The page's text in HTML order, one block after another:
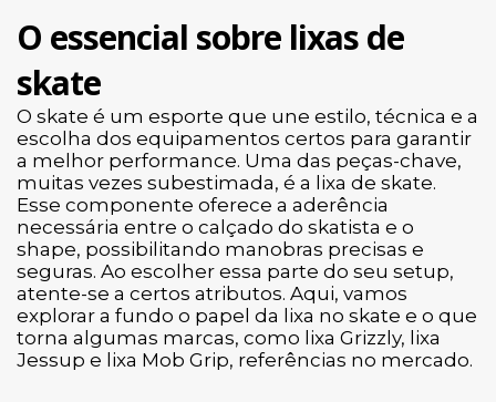
O essencial sobre lixas de
skate
O skate é um esporte que une estilo, técnica e a
escolha dos equipamentos certos para garantir
a melhor performance. Uma das peças-chave,
muitas vezes subestimada, é a lixa de skate.
Esse componente oferece a aderência
necessária entre o calçado do skatista e o
shape, possibilitando manobras precisas e
seguras. Ao escolher essa parte do seu setup,
atente-se a certos atributos. Aqui, vamos
explorar a fundo o papel da lixa no skate e o que
torna algumas marcas, como lixa Grizzly, lixa
Jessup e lixa Mob Grip, referências no mercado.